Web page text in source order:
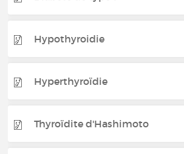
Hypothyroidie
Hyperthyroïdie
Thyroïdite d'Hashimoto